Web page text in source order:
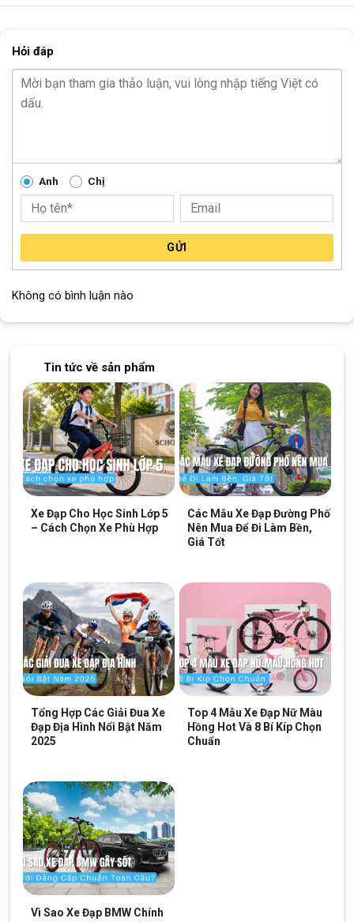
Hỏi đáp
Anh Chị
GỬI
Không có bình luận nào
Tin tức về sản phẩm
Xe Đạp Cho Học Sinh Lớp 5
– Cách Chọn Xe Phù Hợp
Các Mẫu Xe Đạp Đường Phố
Nên Mua Để Đi Làm Bền,
Giá Tốt
Tổng Hợp Các Giải Đua Xe
Đạp Địa Hình Nổi Bật Năm
2025
Top 4 Mẫu Xe Đạp Nữ Màu
Hồng Hot Và 8 Bí Kíp Chọn
Chuẩn
Vì Sao Xe Đạp BMW Chính